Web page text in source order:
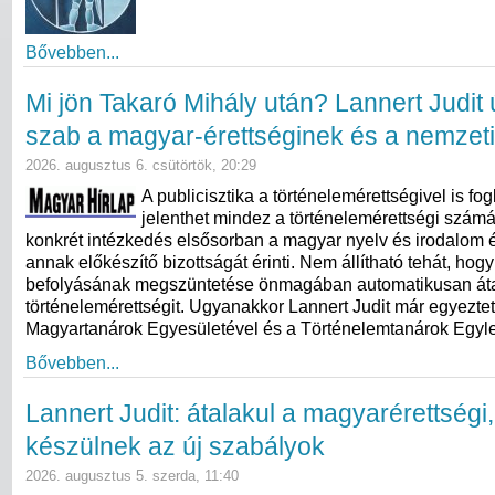
Bővebben...
Mi jön Takaró Mihály után? Lannert Judit
szab a magyar-érettséginek és a
2026. augusztus 6. csütörtök, 20:29
A publicisztika a történelemérettségivel is
jelenthet mindez a történelemérettségi
konkrét intézkedés elsősorban a magyar nyelv és irodalom
annak előkészítő bizottságát érinti. Nem állítható tehát,
befolyásának megszüntetése önmagában automatikusan
történelemérettségit. Ugyanakkor Lannert Judit már
Magyartanárok Egyesületével és a Történelemtanárok
Bővebben...
Lannert Judit: átalakul a
készülnek az új szabályok
2026. augusztus 5. szerda, 11:40